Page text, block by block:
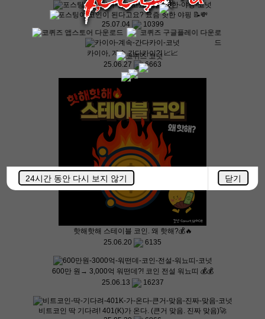
24시간 동안 다시 보지 않기 닫기
포스팅이 코인이 된다고요? 요즘 핫한 야핑 📝💸
25.07.04
10399
카이아, 계속 간다카이?! 📈📈
25.06.27
6663
핫해핫해 스테이블 코인. 왜 핫해?💰🔥
25.06.20
6135
600만 원→ 3,000억 워떤데?! 코인 전설 워뇨띠 💰💰
25.06.13
16237
비트코인 딱 기다려! 401(K)가 온다. (큰거 맞음. 진짜 맞음)🚀